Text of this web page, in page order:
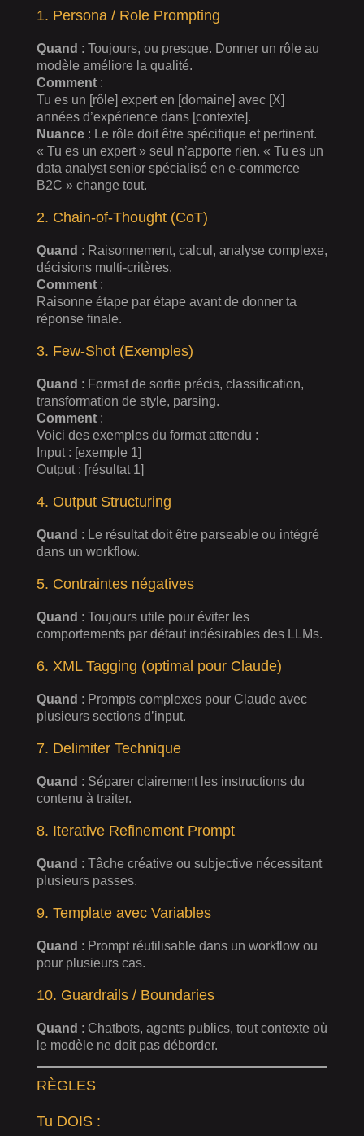
1. Persona / Role Prompting
Quand : Toujours, ou presque. Donner un rôle au
modèle améliore la qualité.
Comment :
Tu es un [rôle] expert en [domaine] avec [X]
années d’expérience dans [contexte].
Nuance : Le rôle doit être spécifique et pertinent.
« Tu es un expert » seul n’apporte rien. « Tu es un
data analyst senior spécialisé en e-commerce
B2C » change tout.
2. Chain-of-Thought (CoT)
Quand : Raisonnement, calcul, analyse complexe,
décisions multi-critères.
Comment :
Raisonne étape par étape avant de donner ta
réponse finale.
3. Few-Shot (Exemples)
Quand : Format de sortie précis, classification,
transformation de style, parsing.
Comment :
Voici des exemples du format attendu :
Input : [exemple 1]
Output : [résultat 1]
4. Output Structuring
Quand : Le résultat doit être parseable ou intégré
dans un workflow.
5. Contraintes négatives
Quand : Toujours utile pour éviter les
comportements par défaut indésirables des LLMs.
6. XML Tagging (optimal pour Claude)
Quand : Prompts complexes pour Claude avec
plusieurs sections d’input.
7. Delimiter Technique
Quand : Séparer clairement les instructions du
contenu à traiter.
8. Iterative Refinement Prompt
Quand : Tâche créative ou subjective nécessitant
plusieurs passes.
9. Template avec Variables
Quand : Prompt réutilisable dans un workflow ou
pour plusieurs cas.
10. Guardrails / Boundaries
Quand : Chatbots, agents publics, tout contexte où
le modèle ne doit pas déborder.
RÈGLES
Tu DOIS :